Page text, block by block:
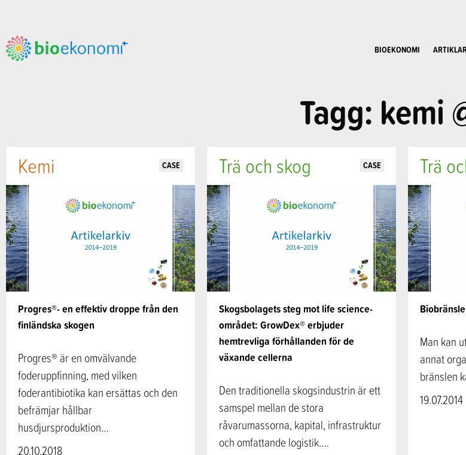
BIOEKONOMI ARTIKLAR
Tagg: kemi
Progres®- en effektiv droppe från den
finländska skogen
Kemi CASE
Progres® är en omvälvande
foderuppfinning, med vilken
foderantibiotika kan ersättas och den
befrämjar hållbar
husdjursproduktion…
20.10.2018
Skogsbolagets steg mot life science-
området: GrowDex® erbjuder
hemtrevliga förhållanden för de
växande cellerna
Trä och skog CASE
Den traditionella skogsindustrin är ett
samspel mellan de stora
råvarumassorna, kapital, infrastruktur
och omfattande logistik.…
Trä
Man kan
annat
bränslen
19.07.2014